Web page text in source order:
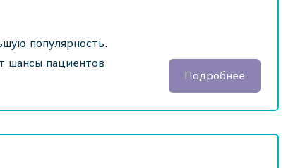
популярность.
шансы пациентов
Подробнее